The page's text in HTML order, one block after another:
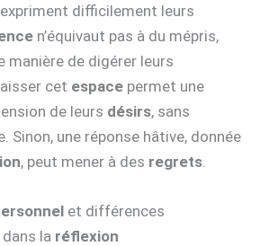
difficilement leurs
n’équivaut pas à du mépris,
manière de digérer leurs
cet espace permet une
de leurs désirs, sans
Sinon, une réponse hâtive, donnée
, peut mener à des regrets
et différences
la réflexion